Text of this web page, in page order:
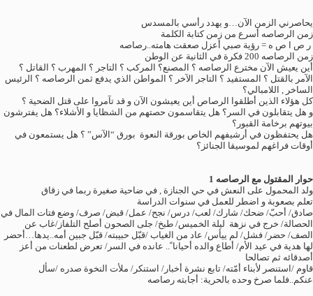
يحاصرني الزمن الآن…و يهدد رأسي بالمسدس
زمن الرصاصه أسرع من زمن كتابة الكلمة
ر ص ا ص ه = رؤية صبي أعزل صعقت هامته..رصاصه
زمن الرصاصه 200 فكرة في الثانية عن الوطن
أين يعيش الآن مخترع الرصاصه ؟ المصنع؟ المركب ؟ التاجر ؟ المهرب ؟ القاتل ؟
الآمر بالقتل ؟ المستفيد ؟ التاجر الآخر ؟ المواطن الذي يدفع ثمن الرصاصه ؟ الرئيس
الساخر , اللامبالي؟
كل هؤلاء الذين أطلقوا الرصاص أين يعيشون الآن و قد تآمروا على قتل الضحية ؟
و هل يتقابلون في السر؟ هل يتقاسمون حصتهم من الشظايا و الأشلاء؟ هل يفترشون
بيوتهم برخامة القبور؟
هل يحتفظون في أرشيفهم الخاص بورقة النعوة بورق “الآس” ؟ هل يستمعون في
أوقات فراغهم لموسيقا الجنائز؟
حوار المقتول مع الرصاصه 1
ولد المحمول على النعش في حي الجنازة , في ضاحية صغيرة ربما في زقاق
تعلم بصعوبة و اضطر للعمل في سنوات الدراسة
صادق/ أحبّ/ ضحك/ شارك/ لعب/ درس/ نجح/ عمل/ قبض/ صرف/ وضع فتات المال في
الحصالة/ خرج في نزهة ليلة الخميس/ طبخ/ جلى الصحون أصلح التلفاز/غاب عن
الصف/ حضر/ فشل/ لم ييأس/ عاد من الغياب /قبّل حبيبته/ قبّل جبين أمه..يدها…أحضر
لها هدية في عيد الأم/ أطاع والده أحيانا ً.. عانده في السر/ تعرض لطعنات من أعز
أصدقائه ثم تصالحا
قاوم /استنصر لأبناء أمّته/ تابع نشرة أخبار/ استنكر/ ملأت النخوة صدره /سأل
عنكم..فلما صرخ وحده بالحرية: أجابته رصاصه